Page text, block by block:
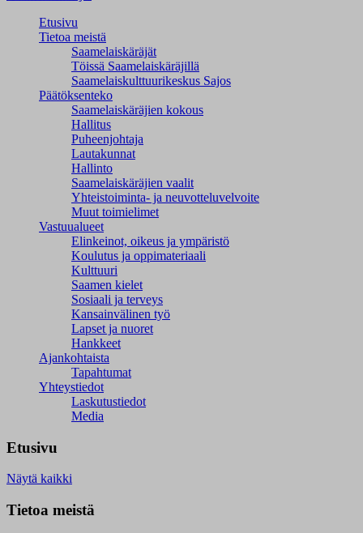
Etusivu
Tietoa meistä
Saamelaiskäräjät
Töissä Saamelaiskäräjillä
Saamelaiskulttuuri­keskus Sajos
Päätöksenteko
Saamelaiskäräjien kokous
Hallitus
Puheenjohtaja
Lautakunnat
Hallinto
Saamelaiskäräjien vaalit
Yhteistoiminta- ja neuvotteluvelvoite
Muut toimielimet
Vastuualueet
Elinkeinot, oikeus ja ympäristö
Koulutus ja oppimateriaali
Kulttuuri
Saamen kielet
Sosiaali ja terveys
Kansainvälinen työ
Lapset ja nuoret
Hankkeet
Ajankohtaista
Tapahtumat
Yhteystiedot
Laskutustiedot
Media
Etusivu
Näytä kaikki
Tietoa meistä